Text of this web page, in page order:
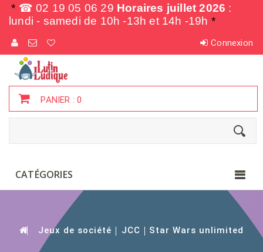
* ☎ 02 19 05 06 29 Horaires juillet 2026 :
lundi - samedi de 10h -13h et 14h -19h *
Connexion
PANIER :0
CATÉGORIES
Jeux de société JCC Star Wars unlimited